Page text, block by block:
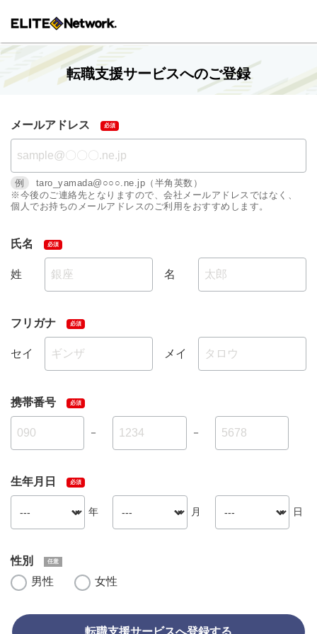
転職支援サービスへのご登録
メールアドレス
例
taro_yamada@○○○.ne.jp（半角英数）
※今後のご連絡先となりますので、会社メールアドレスではなく、
個人でお持ちのメールアドレスのご利用をおすすめします。
氏名
姓 名
フリガナ
セイ メイ
携帯番号
－ －
生年月日
年 月 日
性別
男性
女性
転職支援サービスへ登録する